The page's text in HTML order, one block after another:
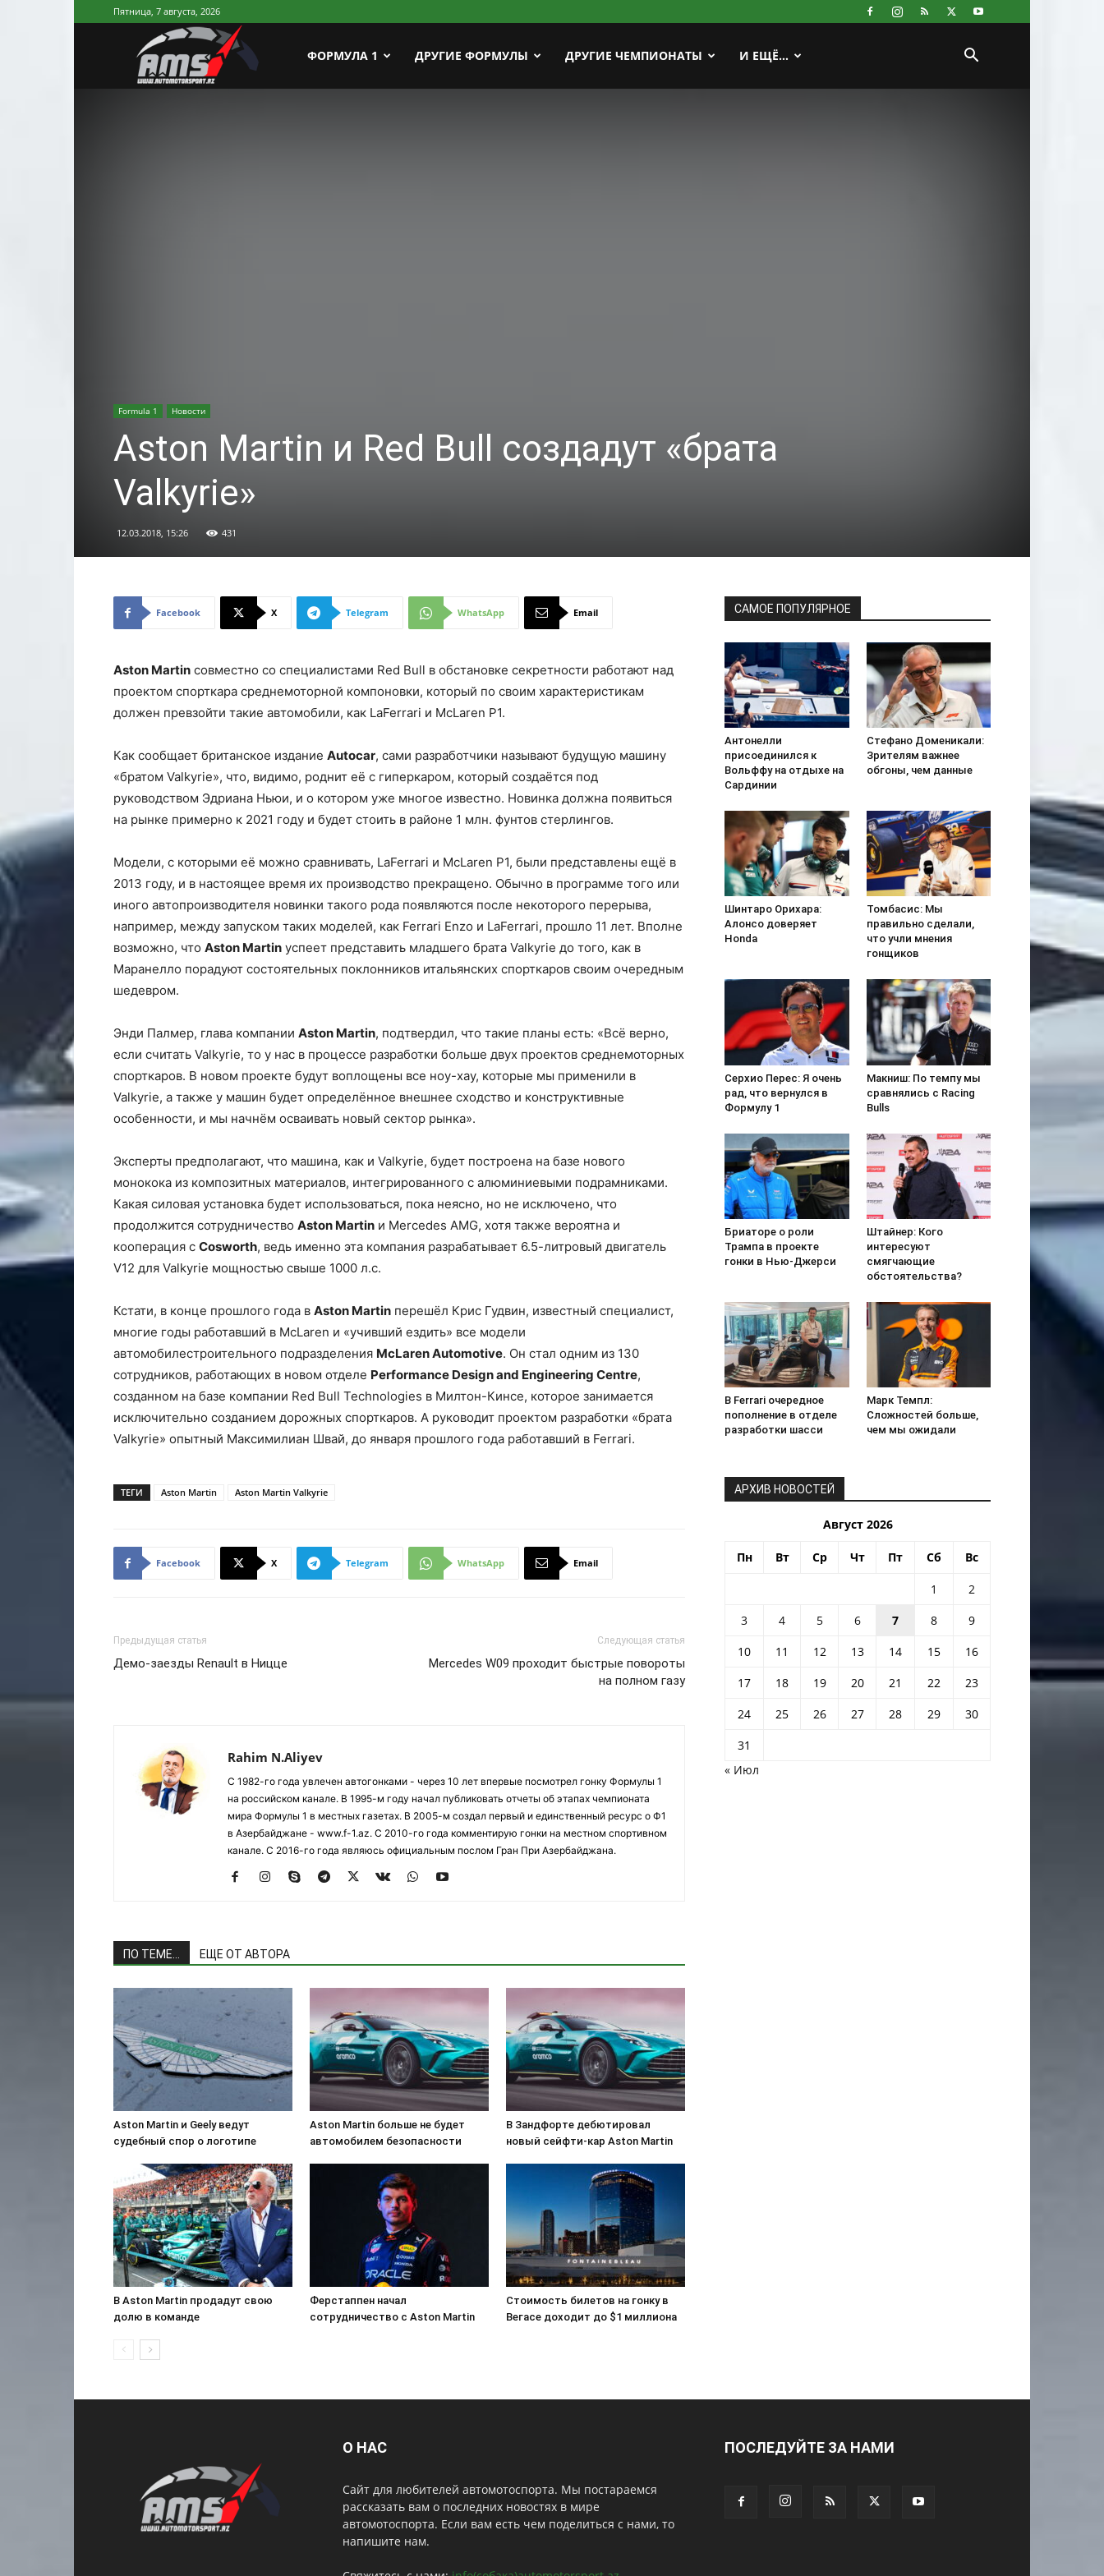
Пятница, 7 августа, 2026
AutoMotorSport
ФОРМУЛА 1 ДРУГИЕ ФОРМУЛЫ ДРУГИЕ ЧЕМПИОНАТЫ И ЕЩЁ…
Formula 1 Новости
Aston Martin и Red Bull создадут «брата
Valkyrie»
12.03.2018, 15:26 431
Facebook X Telegram WhatsApp Email
Aston Martin совместно со специалистами Red Bull в обстановке секретности работают над
проектом спорткара среднемоторной компоновки, который по своим характеристикам
должен превзойти такие автомобили, как LaFerrari и McLaren P1.
Как сообщает британское издание Autocar, сами разработчики называют будущую машину
«братом Valkyrie», что, видимо, роднит её с гиперкаром, который создаётся под
руководством Эдриана Ньюи, и о котором уже многое известно. Новинка должна появиться
на рынке примерно к 2021 году и будет стоить в районе 1 млн. фунтов стерлингов.
Модели, с которыми её можно сравнивать, LaFerrari и McLaren P1, были представлены ещё в
2013 году, и в настоящее время их производство прекращено. Обычно в программе того или
иного автопроизводителя новинки такого рода появляются после некоторого перерыва,
например, между запуском таких моделей, как Ferrari Enzo и LaFerrari, прошло 11 лет. Вполне
возможно, что Aston Martin успеет представить младшего брата Valkyrie до того, как в
Маранелло порадуют состоятельных поклонников итальянских спорткаров своим очередным
шедевром.
Энди Палмер, глава компании Aston Martin, подтвердил, что такие планы есть: «Всё верно,
если считать Valkyrie, то у нас в процессе разработки больше двух проектов среднемоторных
спорткаров. В новом проекте будут воплощены все ноу-хау, которые мы применили в
Valkyrie, а также у машин будет определённое внешнее сходство и конструктивные
особенности, и мы начнём осваивать новый сектор рынка».
Эксперты предполагают, что машина, как и Valkyrie, будет построена на базе нового
монокока из композитных материалов, интегрированного с алюминиевыми подрамниками.
Какая силовая установка будет использоваться, пока неясно, но не исключено, что
продолжится сотрудничество Aston Martin и Mercedes AMG, хотя также вероятна и
кооперация с Cosworth, ведь именно эта компания разрабатывает 6.5-литровый двигатель
V12 для Valkyrie мощностью свыше 1000 л.с.
Кстати, в конце прошлого года в Aston Martin перешёл Крис Гудвин, известный специалист,
многие годы работавший в McLaren и «учивший ездить» все модели
автомобилестроительного подразделения McLaren Automotive. Он стал одним из 130
сотрудников, работающих в новом отделе Performance Design and Engineering Centre,
созданном на базе компании Red Bull Technologies в Милтон-Кинсе, которое занимается
исключительно созданием дорожных спорткаров. А руководит проектом разработки «брата
Valkyrie» опытный Максимилиан Швай, до января прошлого года работавший в Ferrari.
ТЕГИ Aston Martin Aston Martin Valkyrie
Facebook X Telegram WhatsApp Email
Предыдущая статья
Демо-заезды Renault в Ницце
Следующая статья
Mercedes W09 проходит быстрые повороты
на полном газу
Rahim N.Aliyev
С 1982-го года увлечен автогонками - через 10 лет впервые посмотрел гонку Формулы 1
на российском канале. В 1995-м году начал публиковать отчеты об этапах чемпионата
мира Формулы 1 в местных газетах. В 2005-м создал первый и единственный ресурс о Ф1
в Азербайджане - www.f-1.az. С 2010-го года комментирую гонки на местном спортивном
канале. С 2016-го года являюсь официальным послом Гран При Азербайджана.
ПО ТЕМЕ... ЕЩЕ ОТ АВТОРА
Aston Martin и Geely ведут
судебный спор о логотипе
Aston Martin больше не будет
автомобилем безопасности
В Зандфорте дебютировал
новый сейфти-кар Aston Martin
В Aston Martin продадут свою
долю в команде
Ферстаппен начал
сотрудничество с Aston Martin
Стоимость билетов на гонку в
Вегасе доходит до $1 миллиона
САМОЕ ПОПУЛЯРНОЕ
Антонелли
присоединился к
Вольффу на отдыхе на
Сардинии
Стефано Доменикали:
Зрителям важнее
обгоны, чем данные
Шинтаро Орихара:
Алонсо доверяет
Honda
Томбасис: Мы
правильно сделали,
что учли мнения
гонщиков
Серхио Перес: Я очень
рад, что вернулся в
Формулу 1
Макниш: По темпу мы
сравнялись с Racing
Bulls
Бриаторе о роли
Трампа в проекте
гонки в Нью-Джерси
Штайнер: Кого
интересуют
смягчающие
обстоятельства?
В Ferrari очередное
пополнение в отделе
разработки шасси
Марк Темпл:
Сложностей больше,
чем мы ожидали
АРХИВ НОВОСТЕЙ
Август 2026
Пн Вт Ср Чт Пт Сб Вс
1
2
3
4 5 6 7 8
9
10
11 12 13 14 15
16
17
18 19 20 21 22
23
24
25 26 27 28 29
30
31
« Июл
О НАС
Сайт для любителей автомотоспорта. Мы постараемся
рассказать вам о последних новостях в мире
автомотоспорта. Если вам есть чем поделиться с нами, то
напишите нам.
ПОСЛЕДУЙТЕ ЗА НАМИ